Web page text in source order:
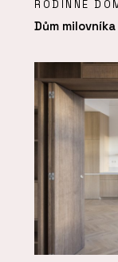
RODINNÉ
Dům